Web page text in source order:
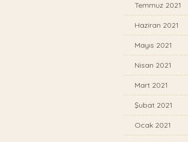
Temmuz 2021
Haziran 2021
Mayıs 2021
Nisan 2021
Mart 2021
Şubat 2021
Ocak 2021